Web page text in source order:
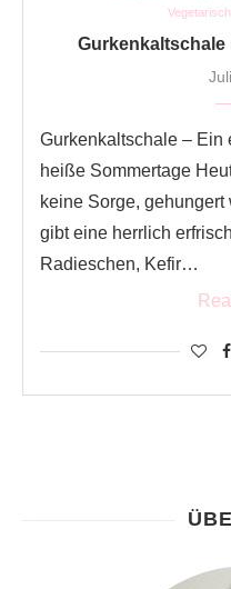
Gurkenkaltschale
Gurkenkaltschale – Ein
heiße Sommertage
keine Sorge,
gibt eine herrlich
Radieschen, Kefir…